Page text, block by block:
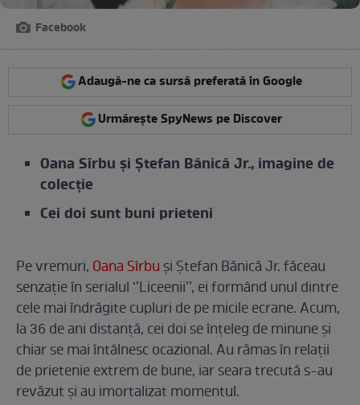
Facebook
Adaugă-ne ca sursă preferată în Google
Urmărește SpyNews pe Discover
Oana Sîrbu și Ștefan Bănică Jr., imagine de
colecție
Cei doi sunt buni prieteni
Pe vremuri, Oana Sîrbu și Ștefan Bănică Jr. făceau
senzație în serialul ‘’Liceenii’’, ei formând unul dintre
cele mai îndrăgite cupluri de pe micile ecrane. Acum,
la 36 de ani distanță, cei doi se înțeleg de minune și
chiar se mai întâlnesc ocazional. Au rămas în relații
de prietenie extrem de bune, iar seara trecută s-au
revăzut și au imortalizat momentul.